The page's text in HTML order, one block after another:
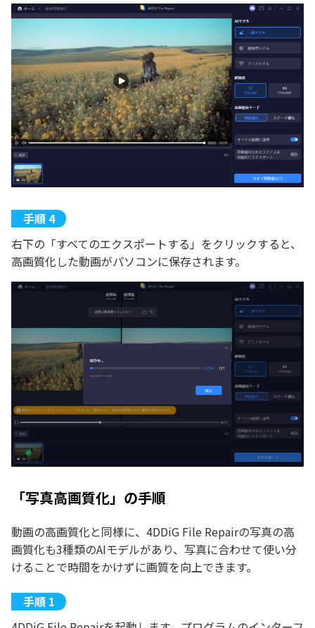
右下の「すべてのエクスポートする」をクリックすると、
高画質化した動画がパソコンに保存されます。
「写真高画質化」の手順
動画の高画質化と同様に、4DDiG File Repairの写真の高
画質化も3種類のAIモデルがあり、写真に合わせて使い分
けることで時間をかけずに画質を向上できます。